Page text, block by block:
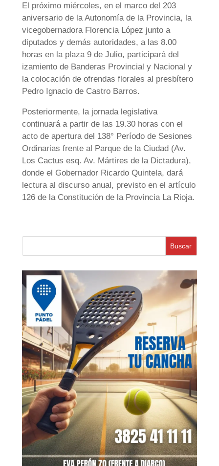
El próximo miércoles, en el marco del 203
aniversario de la Autonomía de la Provincia, la
vicegobernadora Florencia López junto a
diputados y demás autoridades, a las 8.00
horas en la plaza 9 de Julio, participará del
izamiento de Banderas Provincial y Nacional y
la colocación de ofrendas florales al presbítero
Pedro Ignacio de Castro Barros.
Posteriormente, la jornada legislativa
continuará a partir de las 19.30 horas con el
acto de apertura del 138° Período de Sesiones
Ordinarias frente al Parque de la Ciudad (Av.
Los Cactus esq. Av. Mártires de la Dictadura),
donde el Gobernador Ricardo Quintela, dará
lectura al discurso anual, previsto en el artículo
126 de la Constitución de la Provincia La Rioja.
Buscar